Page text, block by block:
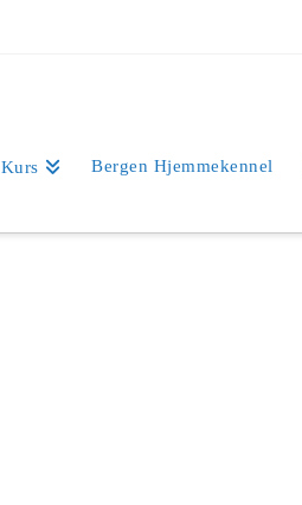
Kurs Bergen Hjemmekennel